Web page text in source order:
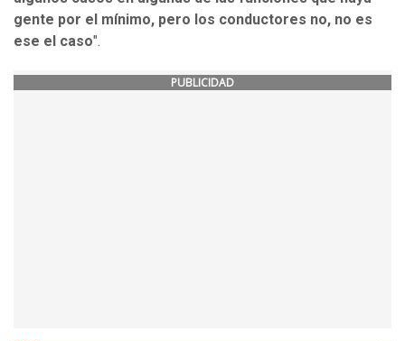
gente por el mínimo, pero los conductores no, no es
ese el caso".
PUBLICIDAD